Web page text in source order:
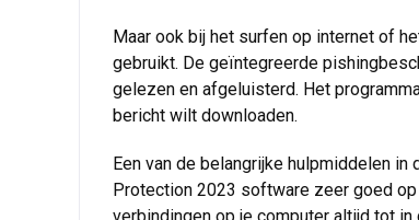
Maar ook bij het surfen op internet of
gebruikt. De geïntegreerde
gelezen en afgeluisterd. Het
bericht wilt downloaden.
Een van de belangrijke hulpmiddelen
Protection 2023 software zeer goed
verbindingen op je computer altijd tot